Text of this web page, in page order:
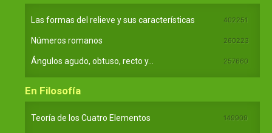
Las formas del relieve y sus características 402251
Números romanos 260223
Ángulos agudo, obtuso, recto y... 257660
En Filosofía
Teoría de los Cuatro Elementos 149909